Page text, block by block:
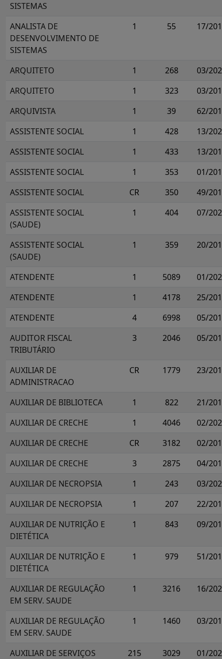
SISTEMAS
ANALISTA DE
DESENVOLVIMENTO DE
SISTEMAS
1 55 17/
ARQUITETO 1 268
03/
ARQUITETO
1 323
03/
ARQUIVISTA
1 39
62/
ASSISTENTE SOCIAL
1 428
13/
ASSISTENTE SOCIAL
1 433
13/
ASSISTENTE SOCIAL
1 353
01/
ASSISTENTE SOCIAL
CR 350
49/
ASSISTENTE SOCIAL
(SAUDE)
1 404 07/
ASSISTENTE SOCIAL
(SAUDE)
1 359 20/
ATENDENTE 1 5089
01/
ATENDENTE
1 4178
25/
ATENDENTE
4 6998
05/
AUDITOR FISCAL
TRIBUTÁRIO
3 2046 05/
AUXILIAR DE
ADMINISTRACAO
CR 1779 23/
AUXILIAR DE BIBLIOTECA 1 822
21/
AUXILIAR DE CRECHE
1 4046
02/
AUXILIAR DE CRECHE
CR 3182
02/
AUXILIAR DE CRECHE
3 2875
04/
AUXILIAR DE NECROPSIA
1 243
03/
AUXILIAR DE NECROPSIA
1 207
22/
AUXILIAR DE NUTRIÇÃO E
DIETÉTICA
1 843 09/
AUXILIAR DE NUTRIÇÃO E
DIETÉTICA
1 979 51/
AUXILIAR DE REGULAÇÃO
EM SERV. SAUDE
1 3216 16/
AUXILIAR DE REGULAÇÃO
EM SERV. SAUDE
1 1460 03/
AUXILIAR DE SERVIÇOS
215 3029 01/